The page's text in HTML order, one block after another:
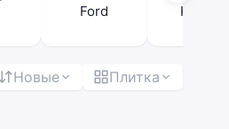
Ford Honda
Новые Плитка